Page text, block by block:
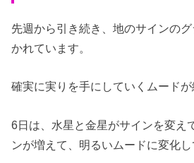
先週から引き続き、地のサインの
かれています。
確実に実りを手にしていくムードが
6日は、水星と金星がサインを変え
ンが増えて、明るいムードに変化し